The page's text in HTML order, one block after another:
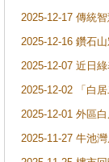
2025-12-17 傳統
2025-12-16 鑽石
2025-12-07 近日
2025-12-02 「白
2025-12-01 外區
2025-11-27 牛池